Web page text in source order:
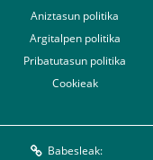
Aniztasun politika
Argitalpen politika
Pribatutasun politika
Cookieak
Babesleak: